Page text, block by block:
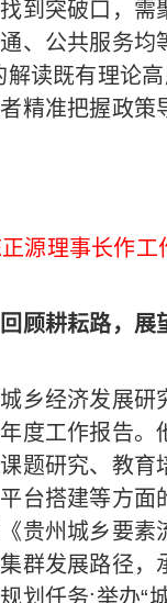
到突破口，需
、公共服务均
解读既有理论
精准把握政策
正源理事长作工
顾耕耘路，展
经济发展研
度工作报告。
题研究、教育
台搭建等方面
贵州城乡要素
群发展路径，
划任务;举办“